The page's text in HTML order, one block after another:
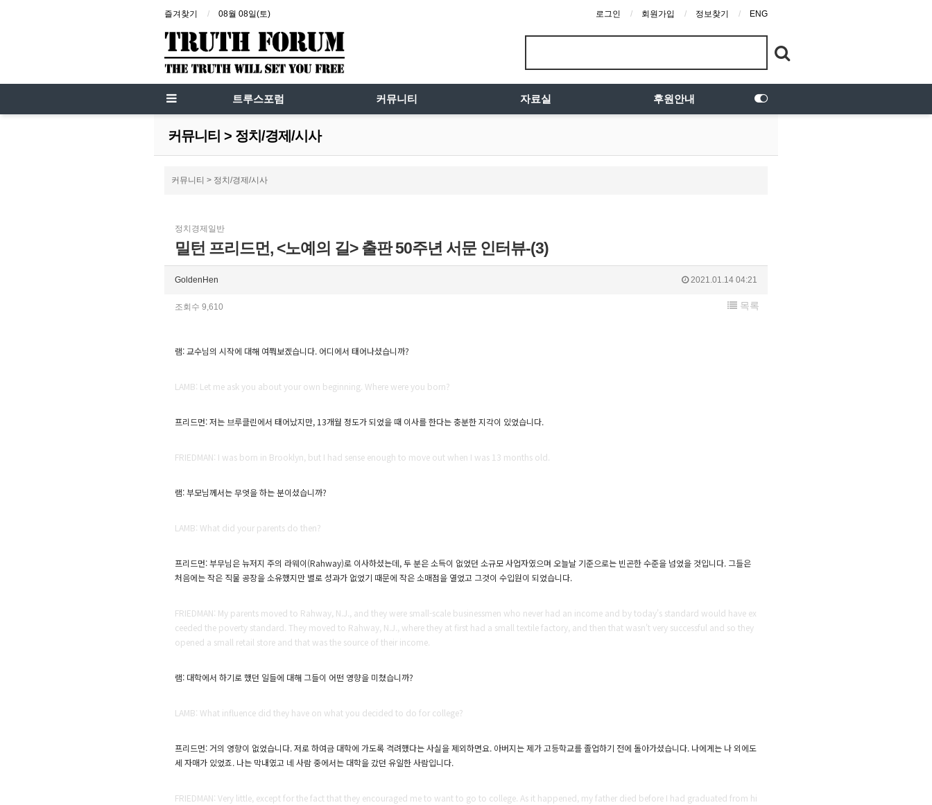
즐겨찾기 08월 08일(토) 로그인 회원가입 정보찾기 ENG
트루스포럼 커뮤니티 자료실 후원안내
커뮤니티 > 정치/경제/시사
커뮤니티 > 정치/경제/시사
정치경제일반
밀턴 프리드먼, <노예의 길> 출판 50주년 서문 인터뷰-(3)
GoldenHen 2021.01.14 04:21
조회수 9,610 목록
램: 교수님의 시작에 대해 여쭤보겠습니다. 어디에서 태어나셨습니까?
LAMB: Let me ask you about your own beginning. Where were you born?
프리드먼: 저는 브루클린에서 태어났지만, 13개월 정도가 되었을 때 이사를 한다는 충분한 지각이 있었습니다.
FRIEDMAN: I was born in Brooklyn, but I had sense enough to move out when I was 13 months old.
램: 부모님께서는 무엇을 하는 분이셨습니까?
LAMB: What did your parents do then?
프리드먼: 부무님은 뉴저지 주의 라웨이(Rahway)로 이사하셨는데, 두 분은 소득이 없었던 소규모 사업자였으며 오늘날 기준으로는 빈곤한 수준을 넘었을 것입니다. 그들은
처음에는 작은 직물 공장을 소유했지만 별로 성과가 없었기 때문에 작은 소매점을 열었고 그것이 수입원이 되었습니다.
FRIEDMAN: My parents moved to Rahway, N.J., and they were small-scale businessmen who never had an income and by today's standard would have ex
ceeded the poverty standard. They moved to Rahway, N.J., where they at first had a small textile factory, and then that wasn't very successful and so they
opened a small retail store and that was the source of their income.
램: 대학에서 하기로 했던 일들에 대해 그들이 어떤 영향을 미쳤습니까?
LAMB: What influence did they have on what you decided to do for college?
프리드먼: 거의 영향이 없었습니다. 저로 하여금 대학에 가도록 격려했다는 사실을 제외하면요. 아버지는 제가 고등학교를 졸업하기 전에 돌아가셨습니다. 나에게는 나 외에도
세 자매가 있었죠. 나는 막내였고 네 사람 중에서는 대학을 갔던 유일한 사람입니다.
FRIEDMAN: Very little, except for the fact that they encouraged me to want to go to college. As it happened, my father died before I had graduated from hi